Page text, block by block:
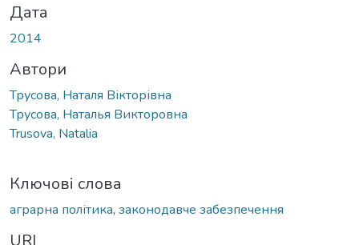
Дата
2014
Автори
Трусова, Наталя Вікторівна
Трусова, Наталья Викторовна
Trusova, Natalia
Ключові слова
аграрна політика, законодавче забезпечення
URI